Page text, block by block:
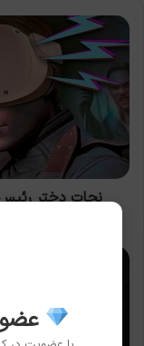
نجات
دختر
رئیس
جمهور
دهکده‌ی
ویروسی
این‌بار
در
واقعیت
مجازی!
نجات دختر
تریلر